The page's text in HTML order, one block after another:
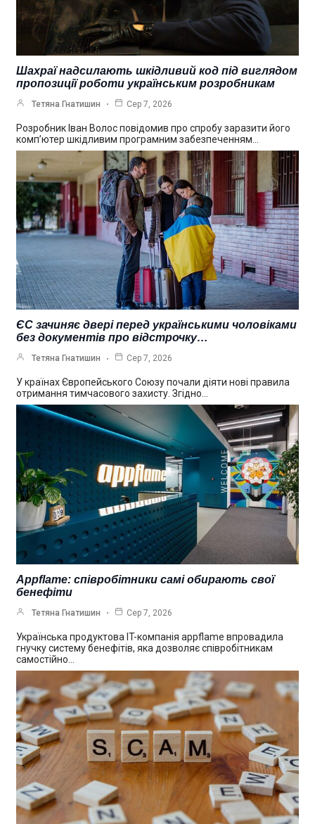
Шахраї надсилають шкідливий код під виглядом
пропозиції роботи українським розробникам
Тетяна Гнатишин Сер 7, 2026
Розробник Іван Волос повідомив про спробу заразити його
комп’ютер шкідливим програмним забезпеченням…
ЄС зачиняє двері перед українськими чоловіками
без документів про відстрочку…
Тетяна Гнатишин Сер 7, 2026
У країнах Європейського Союзу почали діяти нові правила
отримання тимчасового захисту. Згідно…
Appflame: співробітники самі обирають свої
бенефіти
Тетяна Гнатишин Сер 7, 2026
Українська продуктова IT-компанія appflame впровадила
гнучку систему бенефітів, яка дозволяє співробітникам
самостійно…